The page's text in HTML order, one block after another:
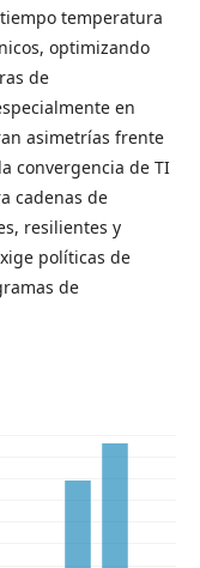
temperatura
optimizando
de
en
asimetrías frente
convergencia de TI
cadenas de
resilientes y
políticas de
de